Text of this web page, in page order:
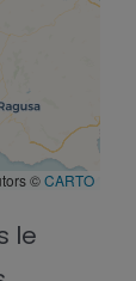
©CARTO
le